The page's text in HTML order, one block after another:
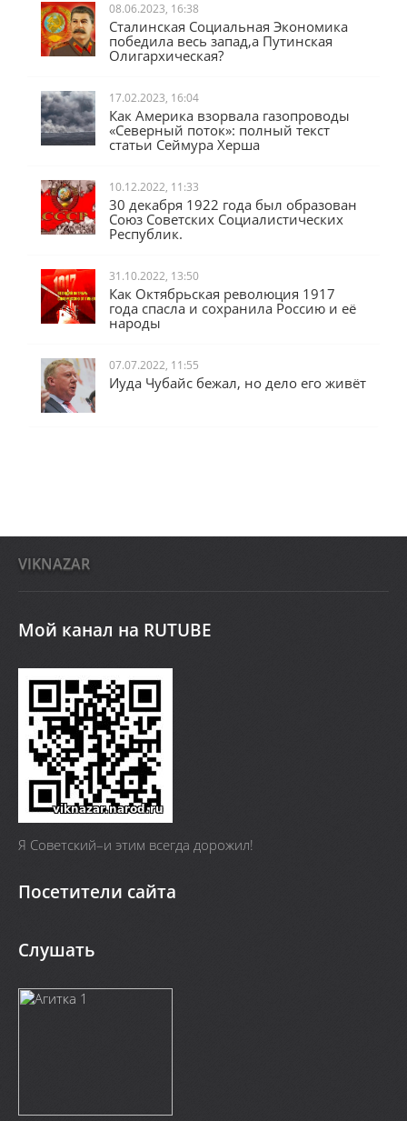
08.06.2023, 16:38
Сталинская Социальная Экономика
победила весь запад,а Путинская
Олигархическая?
17.02.2023, 16:04
Как Америка взорвала газопроводы
«Северный поток»: полный текст
статьи Сеймура Херша
10.12.2022, 11:33
30 декабря 1922 года был образован
Союз Советских Социалистических
Республик.
31.10.2022, 13:50
Как Октябрьская революция 1917
года спасла и сохранила Россию и её
народы
07.07.2022, 11:55
Иуда Чубайс бежал, но дело его живёт
VIKNAZAR
Мой канал на RUTUBE
Я Cоветский–и этим всегда дорожил!
Посетители сайта
Слушать